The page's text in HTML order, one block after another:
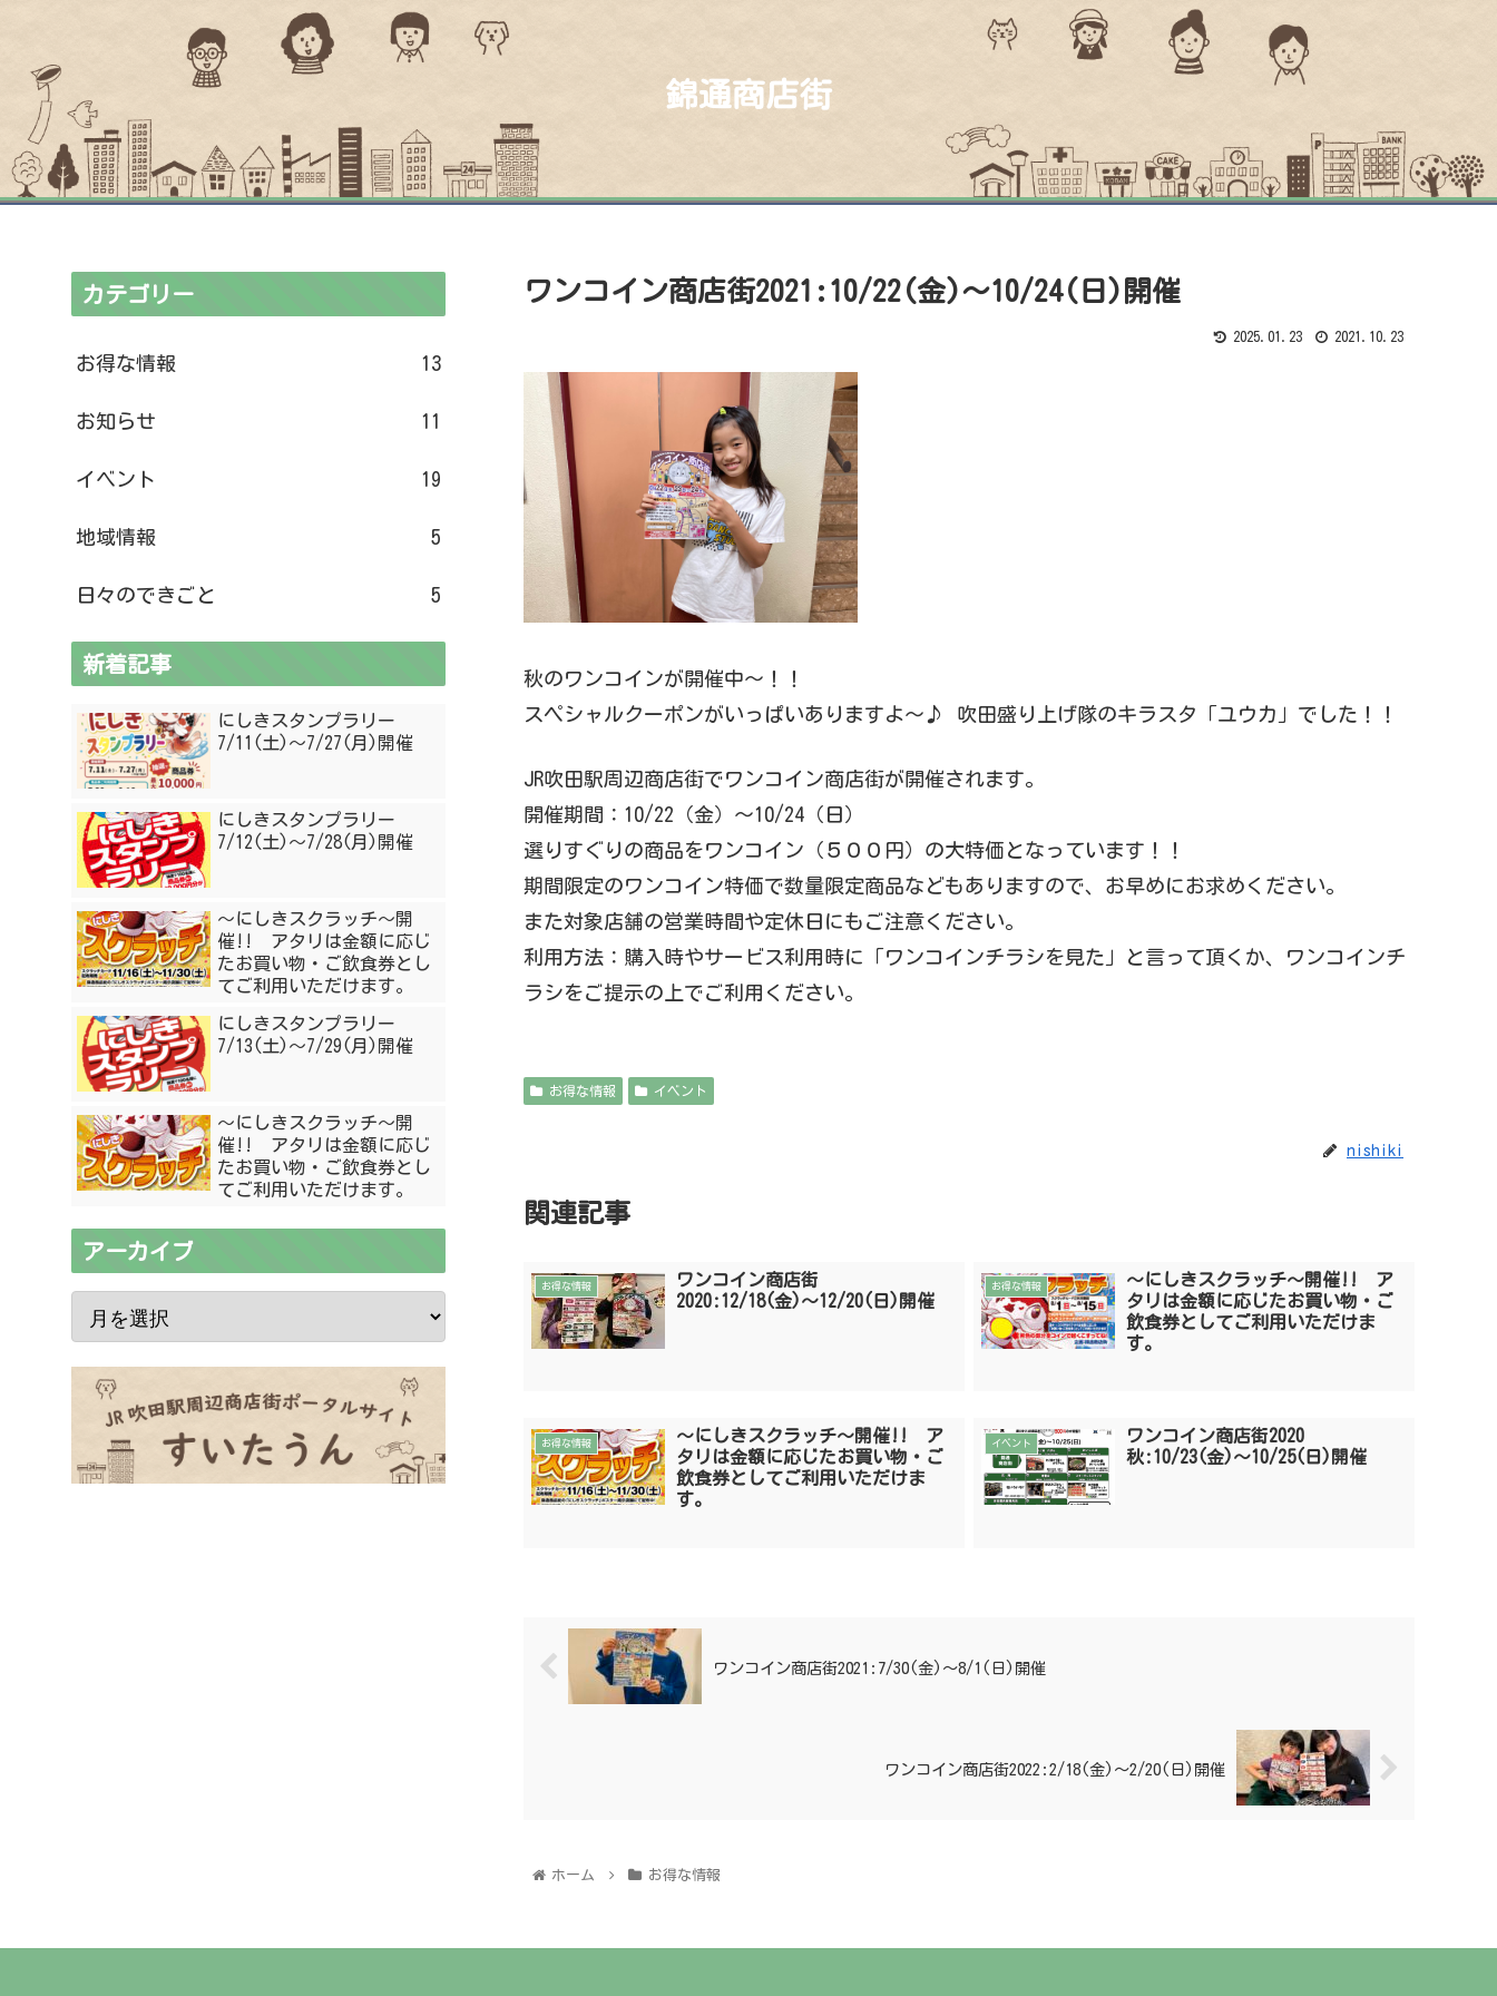
錦通商店街
ワンコイン商店街2021:10/22(金)〜10/24(日)開催
2025.01.23 2021.10.23
秋のワンコインが開催中〜！！
スペシャルクーポンがいっぱいありますよ〜♪ 吹田盛り上げ隊のキラスタ「ユウカ」でした！！
JR吹田駅周辺商店街でワンコイン商店街が開催されます。
開催期間：10/22（金）〜10/24（日）
選りすぐりの商品をワンコイン（５００円）の大特価となっています！！
期間限定のワンコイン特価で数量限定商品などもありますので、お早めにお求めください。
また対象店舗の営業時間や定休日にもご注意ください。
利用方法：購入時やサービス利用時に「ワンコインチラシを見た」と言って頂くか、ワンコインチ
ラシをご提示の上でご利用ください。
お得な情報 イベント
nishiki
関連記事
お得な情報
ワンコイン商店街
2020:12/18(金)〜12/20(日)開催
お得な情報
〜にしきスクラッチ〜開催!! ア
タリは金額に応じたお買い物・ご
飲食券としてご利用いただけま
す。
お得な情報
〜にしきスクラッチ〜開催!! ア
タリは金額に応じたお買い物・ご
飲食券としてご利用いただけま
す。
イベント
ワンコイン商店街2020
秋:10/23(金)〜10/25(日)開催
ワンコイン商店街2021:7/30(金)〜8/1(日)開催
ワンコイン商店街2022:2/18(金)〜2/20(日)開催
ホーム お得な情報
カテゴリー
お得な情報 13
お知らせ 11
イベント 19
地域情報 5
日々のできごと 5
新着記事
にしきスタンプラリー
7/11(土)〜7/27(月)開催
にしきスタンプラリー
7/12(土)〜7/28(月)開催
〜にしきスクラッチ〜開
催!! アタリは金額に応じ
たお買い物・ご飲食券とし
てご利用いただけます。
にしきスタンプラリー
7/13(土)〜7/29(月)開催
〜にしきスクラッチ〜開
催!! アタリは金額に応じ
たお買い物・ご飲食券とし
てご利用いただけます。
アーカイブ